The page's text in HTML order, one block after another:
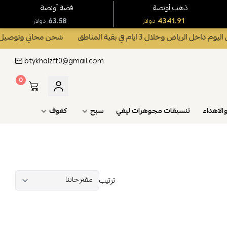
وخلال 3 ايام في بقية المناطق شحن مجاني وتوصيل بنفس
btykhalzft0@gmail.com
0
تنسيقات مجوهرات ليفي سبح كفوف
ترتيب
فضة أونصة
دولار 63.58
ذهب أونصة
دولار 4341.91